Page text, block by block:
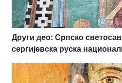
Други део: Српско
сергијевска руска